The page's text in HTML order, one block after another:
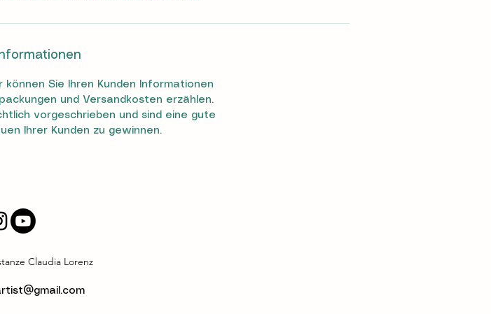
können Sie Ihren Kunden Informationen
und Versandkosten erzählen.
vorgeschrieben und sind eine gute
Ihrer Kunden zu gewinnen.
Claudia Lorenz